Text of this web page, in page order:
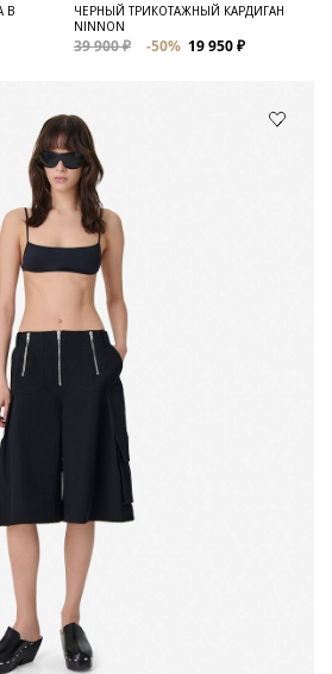
В
ЧЕРНЫЙ ТРИКОТАЖНЫЙ КАРДИГАН
NINNON
39 900 ₽ -50% 19 950 ₽